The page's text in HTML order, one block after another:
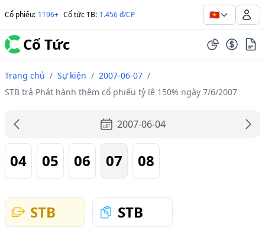
Cổ phiếu: 1196+ Cổ tức TB: 1.456 đ/CP 🇻🇳
Cổ Tức
Trang chủ / Sự kiện / 2007-06-07 /
STB trả Phát hành thêm cổ phiếu tỷ lệ 150% ngày 7/6/2007
2007-06-04
04 05 06 07 08
STB
STB